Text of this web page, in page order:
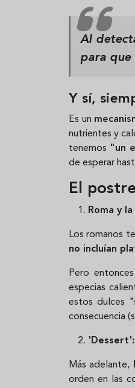
Al
para que
Y sí,
Es un
nutrientes y
tenemos "un
de esperar
El
Roma y
Los romanos
no incluían
Pero
especias
estos dulces
consecuencia
Más adelante,
orden en las